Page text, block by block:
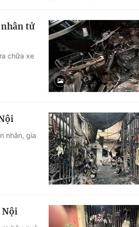
tử
chữa xe
nhân, gia
Nội